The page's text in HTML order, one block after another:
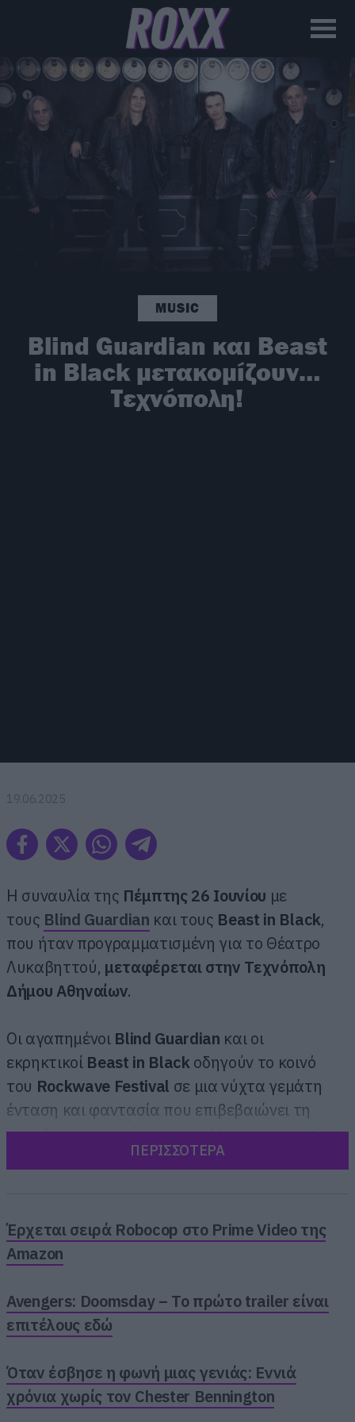
MUSIC
Blind Guardian και Beast
in Black μετακομίζουν…
Τεχνόπολη!
19.06.2025
Η συναυλία της Πέμπτης 26 Ιουνίου με
τους Blind Guardian και τους Beast in Black,
που ήταν προγραμματισμένη για το Θέατρο
Λυκαβηττού, μεταφέρεται στην Τεχνόπολη
Δήμου Αθηναίων.
Οι αγαπημένοι Blind Guardian και οι
εκρηκτικοί Beast in Blackοδηγούν το κοινό
του Rockwave Festival σε μια νύχτα γεμάτη
ένταση και φαντασία που επιβεβαιώνει τη
μοναδική τους σχέση με το ελληνικό κοινό. Οι
επέλεξαν τη χώρα μας για το
ΠΕΡΙΣΣΟΤΕΡΑ
Έρχεται σειρά Robocop στο Prime Video της
Amazon
Avengers: Doomsday – Το πρώτο trailer είναι
επιτέλους εδώ
Όταν έσβησε η φωνή μιας γενιάς: Εννιά
χρόνια χωρίς τον Chester Bennington